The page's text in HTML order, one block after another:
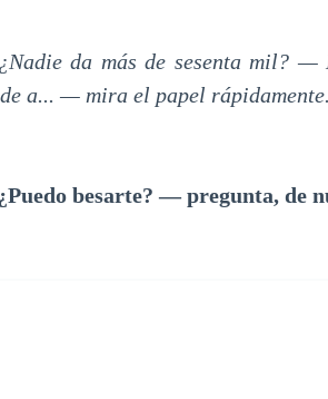
da más de sesenta mil? —
a... — mira el papel
besarte? — pregunta, de